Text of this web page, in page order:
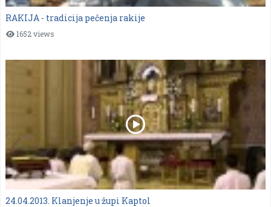
RAKIJA - tradicija pečenja rakije
1652 views
24.04.2013. Klanjenje u župi Kaptol